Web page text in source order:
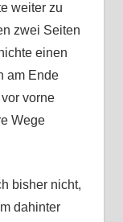
weiter zu
zwei Seiten
einen
am Ende
vorne
Wege
bisher nicht,
dahinter